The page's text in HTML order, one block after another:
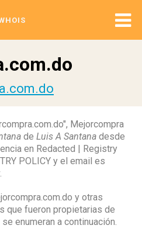
Mejorcompra
de Luis A Santana desde
en Redacted | Registry
POLICY y el email es
y otras
que fueron propietarias de
enumeran a continuación.